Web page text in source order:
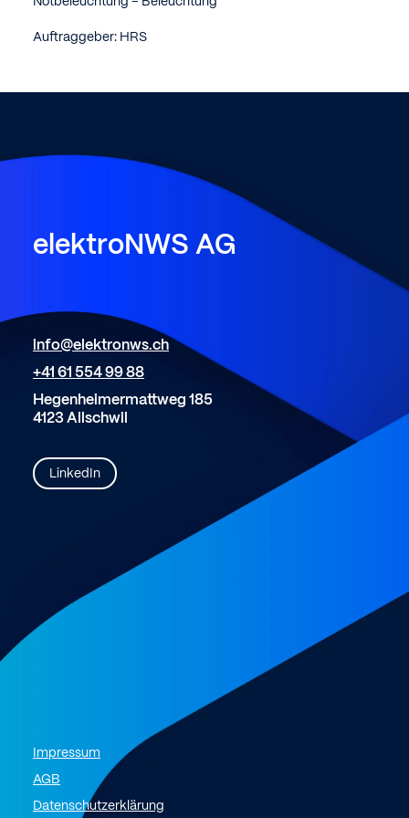
Auftraggeber: HRS
elektroNWS AG
info@elektronws.ch
+41 61 554 99 88
Hegenheimermattweg 185
4123 Allschwil
LinkedIn
Impressum
AGB
Datenschutzerklärung